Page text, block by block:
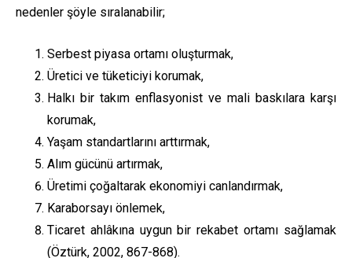
nedenler şöyle sıralanabilir;
Serbest piyasa ortamı oluşturmak,
Üretici ve tüketiciyi korumak,
Halkı bir takım enflasyonist ve mali baskılara karşı
korumak,
Yaşam standartlarını arttırmak,
Alım gücünü artırmak,
Üretimi çoğaltarak ekonomiyi canlandırmak,
Karaborsayı önlemek,
Ticaret ahlâkına uygun bir rekabet ortamı sağlamak
(Öztürk, 2002, 867-868).